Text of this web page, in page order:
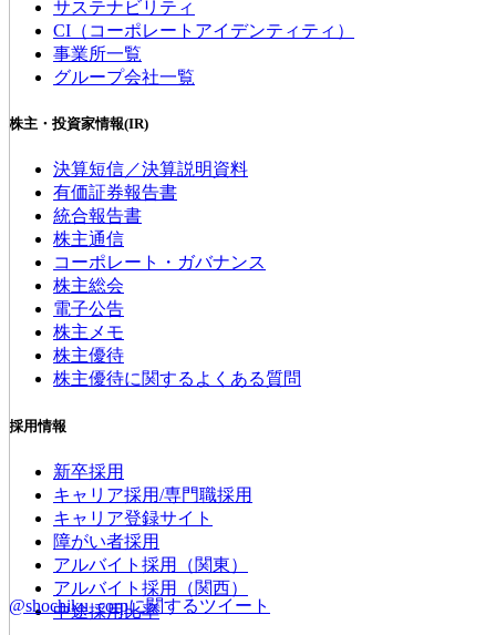
サステナビリティ
CI（コーポレートアイデンティティ）
事業所一覧
グループ会社一覧
株主・投資家情報(IR)
決算短信／決算説明資料
有価証券報告書
統合報告書
株主通信
コーポレート・ガバナンス
株主総会
電子公告
株主メモ
株主優待
株主優待に関するよくある質問
採用情報
新卒採用
キャリア採用/専門職採用
キャリア登録サイト
障がい者採用
アルバイト採用（関東）
アルバイト採用（関西）
中途採用比率
@shochiku_corpに関するツイート